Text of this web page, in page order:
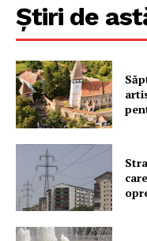
Proiecte editoriale
Rețea
Contact
Știri de